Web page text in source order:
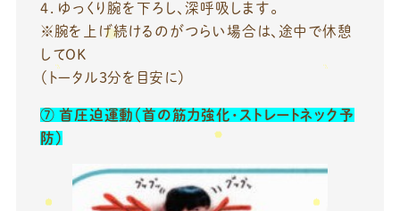
４．ゆっくり腕を下ろし、深呼吸します。
※腕を上げ続けるのがつらい場合は、途中で休憩
してOK
（トータル3分を目安に）
⑦首圧迫運動（首の筋力強化・ストレートネック予
防）